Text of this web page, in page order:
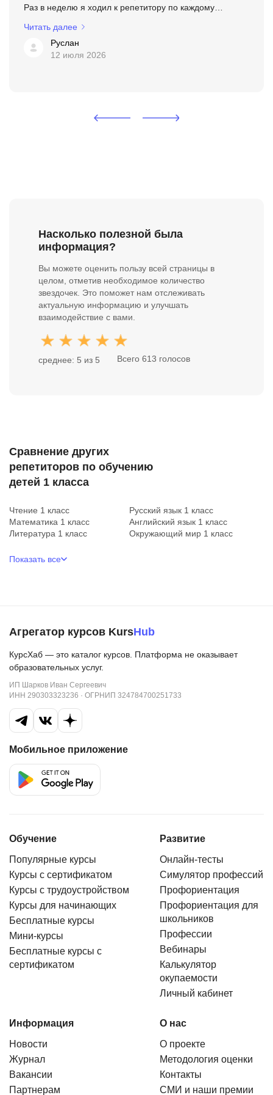
Раз в неделю я ходил к репетитору по каждому
роста на тот момент было ...
Читать далее
Руслан
12 июля 2026
Насколько полезной была
информация?
Вы можете оценить пользу всей страницы в
целом, отметив необходимое количество
звездочек. Это поможет нам отслеживать
актуальную информацию и улучшать
взаимодействие с вами.
среднее: 5 из 5 Всего 613 голосов
Сравнение других
репетиторов по обучению
детей 1 класса
Чтение 1 класс
Русский язык 1 класс
Математика 1 класс
Английский язык 1 класс
Литература 1 класс
Окружающий мир 1 класс
Показать все
Агрегатор курсов KursHub
КурсХаб — это каталог курсов. Платформа не оказывает
образовательных услуг.
ИП Шарков Иван Сергеевич
ИНН 290303323236 · ОГРНИП 324784700251733
Мобильное приложение
Обучение
Популярные курсы
Курсы с сертификатом
Курсы с трудоустройством
Курсы для начинающих
Бесплатные курсы
Мини-курсы
Бесплатные курсы с
сертификатом
Развитие
Онлайн-тесты
Симулятор профессий
Профориентация
Профориентация для
школьников
Профессии
Вебинары
Калькулятор
окупаемости
Личный кабинет
Информация
Новости
Журнал
Вакансии
Партнерам
О нас
О проекте
Методология оценки
Контакты
СМИ и наши премии